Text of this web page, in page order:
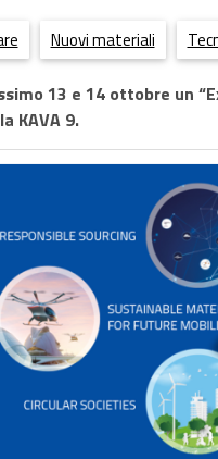
Nuovi materiali
13 e 14 ottobre un
KAVA 9.